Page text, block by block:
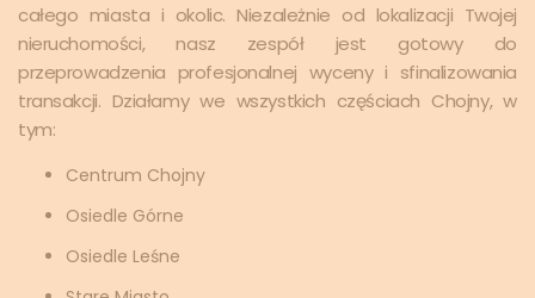
całego miasta i okolic. Niezależnie od lokalizacji Twojej
nieruchomości, nasz zespół jest gotowy do
przeprowadzenia profesjonalnej wyceny i sfinalizowania
transakcji. Działamy we wszystkich częściach Chojny, w
tym:
Centrum Chojny
Osiedle Górne
Osiedle Leśne